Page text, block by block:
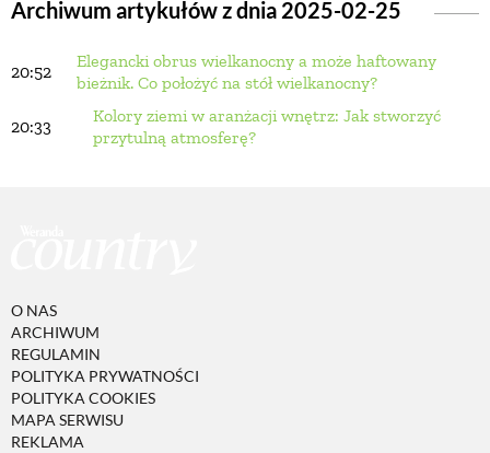
Archiwum artykułów z dnia 2025-02-25
20:52
Elegancki obrus wielkanocny a może haftowany
bieżnik. Co położyć na stół wielkanocny?
20:33
Kolory ziemi w aranżacji wnętrz: Jak stworzyć
przytulną atmosferę?
O NAS
ARCHIWUM
REGULAMIN
POLITYKA PRYWATNOŚCI
POLITYKA COOKIES
MAPA SERWISU
REKLAMA
BUDUJEMY DOM
OGRÓD